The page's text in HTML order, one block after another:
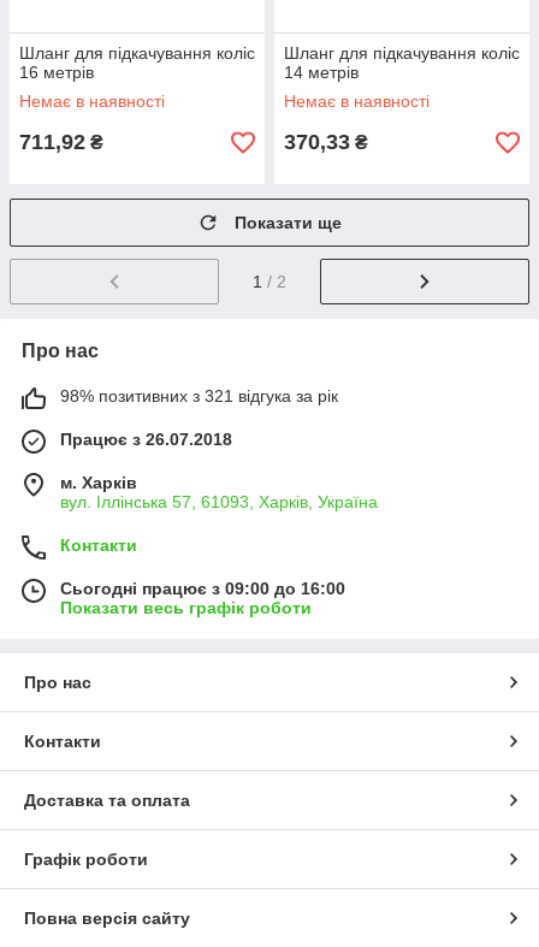
Шланг для підкачування коліс
16 метрів
Немає в наявності
711,92 ₴
Шланг для підкачування коліс
14 метрів
Немає в наявності
370,33 ₴
Показати ще
1 / 2
Про нас
98% позитивних з 321 відгука за рік
Працює з 26.07.2018
м. Харків
вул. Іллінська 57, 61093, Харків, Україна
Контакти
Сьогодні працює з 09:00 до 16:00
Показати весь графік роботи
Про нас
Контакти
Доставка та оплата
Графік роботи
Повна версія сайту